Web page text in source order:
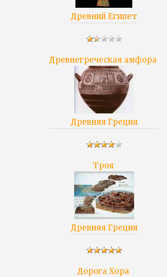
Древний Египет
Древнегреческая амфора
Древняя Греция
Троя
Древняя Греция
Дорога Хора